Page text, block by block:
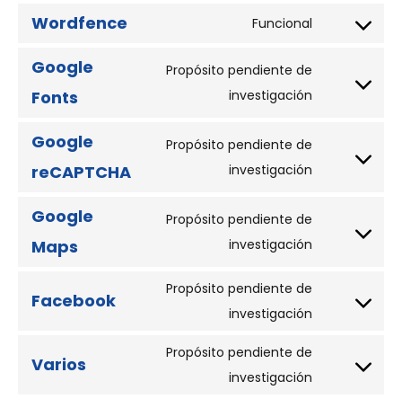
Wordfence Funcional
Google
Fonts
Propósito pendiente de
investigación
Google
reCAPTCHA
Propósito pendiente de
investigación
Google
Maps
Propósito pendiente de
investigación
Facebook
Propósito pendiente de
investigación
Varios
Propósito pendiente de
investigación